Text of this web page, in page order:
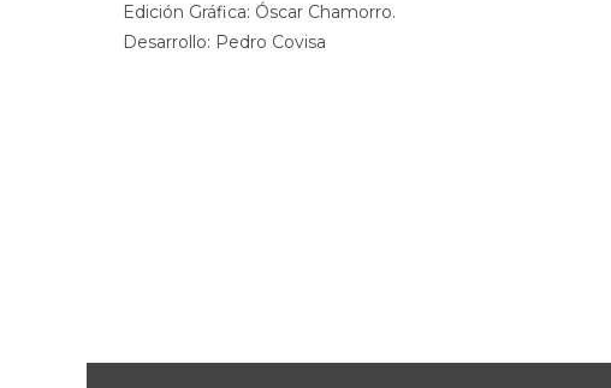
Edición Gráfica: Óscar Chamorro.
Desarrollo: Pedro Covisa